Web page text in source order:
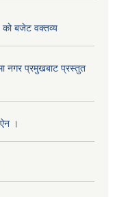
बजेट वक्तव्य
नगर प्रमुखबाट प्रस्तुत
।